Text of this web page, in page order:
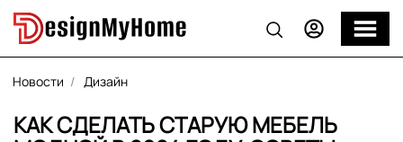
Новости Дизайн
КАК СДЕЛАТЬ СТАРУЮ МЕБЕЛЬ